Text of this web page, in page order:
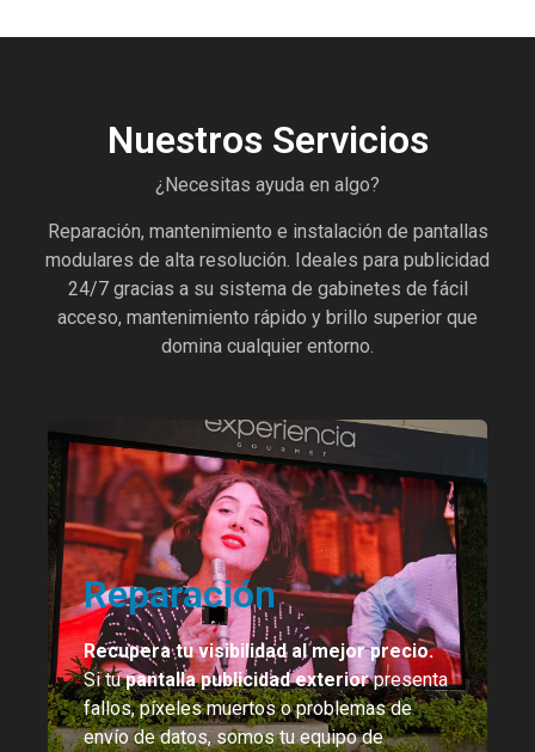
Nuestros Servicios
¿Necesitas ayuda en algo?
Reparación, mantenimiento e instalación de pantallas
modulares de alta resolución. Ideales para publicidad
24/7 gracias a su sistema de gabinetes de fácil
acceso, mantenimiento rápido y brillo superior que
domina cualquier entorno.
Reparación
Recupera tu visibilidad al mejor precio.
Si tupantalla publicidad exteriorpresenta
fallos, píxeles muertos o problemas de
envío de datos, somos tu equipo de